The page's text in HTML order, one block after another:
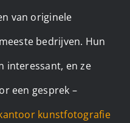
van originele
bedrijven. Hun
interessant, en ze
een gesprek –
kunstfotografie